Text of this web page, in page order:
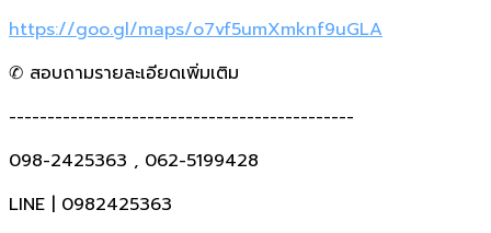
https://goo.gl/maps/o7vf5umXmknf9uGLA
✆ สอบถามรายละเอียดเพิ่มเติม
---------------------------------------------
098-2425363 , 062-5199428
LINE | 0982425363